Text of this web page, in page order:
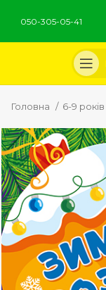
050-305-05-41
Головна 6-9 років